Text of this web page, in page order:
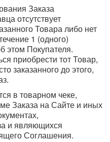
Заказа
отсутствует
Товара либо нет
1 (одного)
этом Покупателя.
приобрести тот Товар,
заказанного до этого,
в товарном чеке,
Заказа на Сайте и иных
и являющихся
Соглашения.